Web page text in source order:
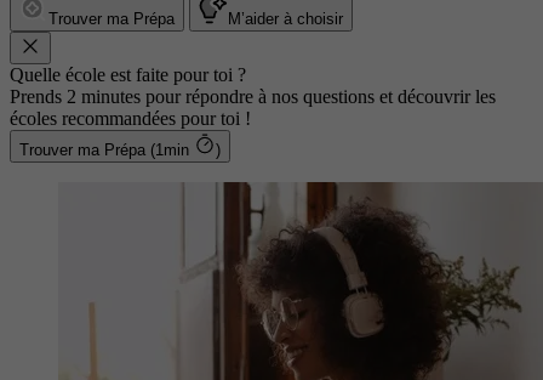
Trouver ma Prépa M’aider à choisir
Quelle école est faite pour toi ?
Prends 2 minutes pour répondre à nos questions et découvrir les
écoles recommandées pour toi !
Trouver ma Prépa (1min )